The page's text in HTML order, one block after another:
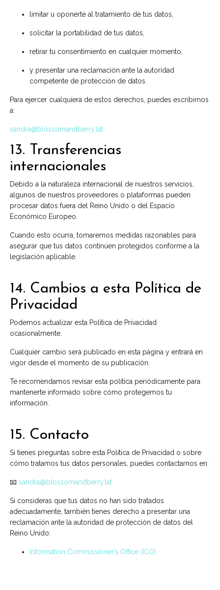
limitar u oponerte al tratamiento de tus datos,
solicitar la portabilidad de tus datos,
retirar tu consentimiento en cualquier momento,
y presentar una reclamación ante la autoridad
competente de protección de datos.
Para ejercer cualquiera de estos derechos, puedes escribirnos
a:
sandra@blossomandberry.lat
13. Transferencias
internacionales
Debido a la naturaleza internacional de nuestros servicios,
algunos de nuestros proveedores o plataformas pueden
procesar datos fuera del Reino Unido o del Espacio
Económico Europeo.
Cuando esto ocurra, tomaremos medidas razonables para
asegurar que tus datos continúen protegidos conforme a la
legislación aplicable.
14. Cambios a esta Política de
Privacidad
Podemos actualizar esta Política de Privacidad
ocasionalmente.
Cualquier cambio será publicado en esta página y entrará en
vigor desde el momento de su publicación.
Te recomendamos revisar esta política periódicamente para
mantenerte informado sobre cómo protegemos tu
información.
15. Contacto
Si tienes preguntas sobre esta Política de Privacidad o sobre
cómo tratamos tus datos personales, puedes contactarnos en:
📧 sandra@blossomandberry.lat
Si consideras que tus datos no han sido tratados
adecuadamente, también tienes derecho a presentar una
reclamación ante la autoridad de protección de datos del
Reino Unido:
Information Commissioner’s Office (ICO)